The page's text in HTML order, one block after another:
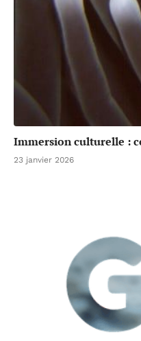
Immersion culturelle :
23 janvier 2026